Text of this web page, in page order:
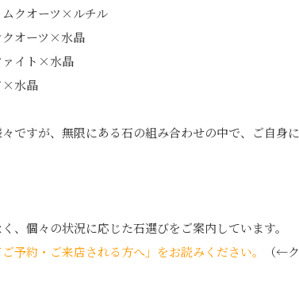
クオーツ×ルチル
オーツ×水晶
イト×水晶
×水晶
ですが、無限にある石の組み合わせの中で、ご自身
、個々の状況に応じた石選びをご案内しています。
ご予約・ご来店される方へ」をお読みください。 （←